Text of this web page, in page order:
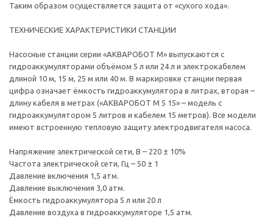
Таким образом осуществляется защита от «сухого хода».
ТЕХНИЧЕСКИЕ ХАРАКТЕРИСТИКИ СТАНЦИИ
Насосные станции серии «АКВАРОБОТ М» выпускаются с
гидроаккумуляторами объёмом 5 л или 24 л и электрокабелем
длиной 10 м, 15 м, 25 м или 40 м. В маркировке станции первая
цифра означает ёмкость гидроаккумулятора в литрах, вторая –
длину кабеля в метрах («АКВАРОБОТ М 5 15» – модель с
гидроаккумулятором 5 литров и кабелем 15 метров). Все модели
имеют встроенную тепловую защиту электродвигателя насоса.
Напряжение электрической сети, В – 220 ± 10%
Частота электрической сети, Гц – 50 ± 1
Давление включения 1,5 атм.
Давление выключения 3,0 атм.
Ёмкость гидроаккумулятора 5 л или 20 л
Давление воздуха в гидроаккумуляторе 1,5 атм.